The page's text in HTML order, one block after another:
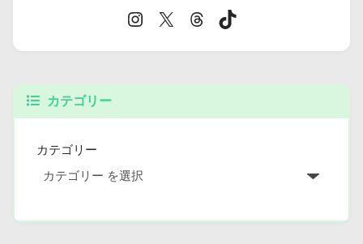
カテゴリー
カテゴリー